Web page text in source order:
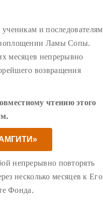
и последователям
Ламы Сопы.
месяцев непрерывно
возвращения
чтению этого
непрерывно повторять
несколько месяцев к Его
Фонда.